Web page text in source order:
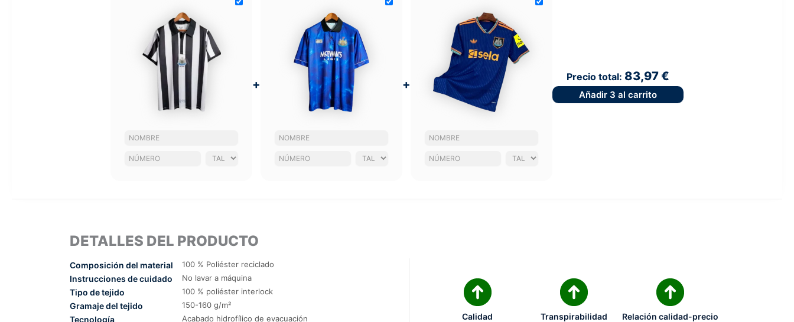
+ +
Precio total: 83,97 €
Añadir 3 al carrito
DETALLES DEL PRODUCTO
Composición del material 100 % Poliéster reciclado
Instrucciones de cuidado No lavar a máquina
Tipo de tejido 100 % poliéster interlock
Gramaje del tejido 150-160 g/m²
Tecnología Acabado hidrofílico de evacuación Calidad Transpirabilidad Relación calidad-precio